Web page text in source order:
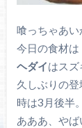
喰っちゃあい
今日の食材は
ヘダイはスズ
久しぶりの登
時は3月後半。
あああ、やば